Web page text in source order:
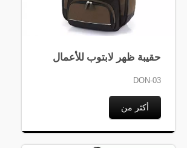
حقيبة ظهر لابتوب للأعمال
DON-03
أكثر من